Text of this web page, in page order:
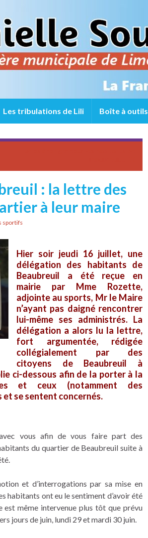
Les tribulations de Lili Boîte à outils
: la lettre des
à leur maire
sportifs
Hier soir jeudi 16 juillet, une
délégation des habitants de
Beaubreuil a été reçue en
mairie par Mme Rozette,
adjointe au sports, Mr le Maire
n’ayant pas daigné rencontrer
lui-même ses administrés. La
délégation a alors lu la lettre,
fort argumentée, rédigée
collégialement par des
citoyens de Beaubreuil à
ci-dessous afin de la porter à la
et ceux (notamment des
et se sentent concernés.
vous afin de vous faire part des
du quartier de Beaubreuil suite à
et d’interrogations par sa mise en
habitants ont eu le sentiment d’avoir été
même intervenue plus tôt que prévu
jours de juin, lundi 29 et mardi 30 juin.